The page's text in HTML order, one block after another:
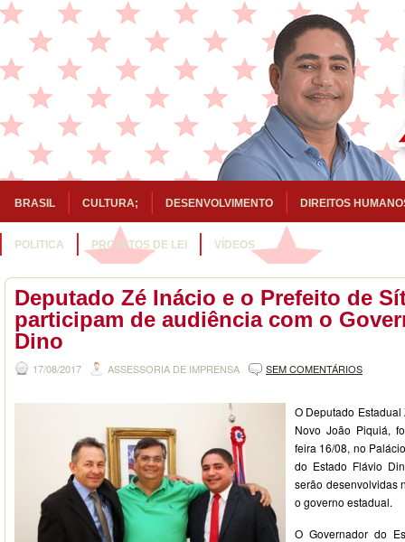
BRASIL CULTURA; DESENVOLVIMENTO DIREITOS
POLITICA PROJETOS DE LEI VÍDEOS
Deputado Zé Inácio e o Prefeito de
participam de audiência com o
Dino
17/08/2017 ASSESSORIA DE IMPRENSA SEM COMENTÁRIOS
O Deputado
Novo João Piquiá,
feira 16/08, no
do Estado Flávio
serão desenvolvidas
o governo estadual.
O Governador do